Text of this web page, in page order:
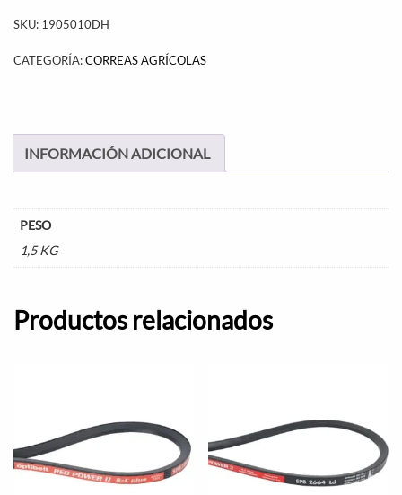
SKU: 1905010DH
CATEGORÍA:CORREAS AGRÍCOLAS
INFORMACIÓN ADICIONAL
PESO
1,5 KG
Productos relacionados